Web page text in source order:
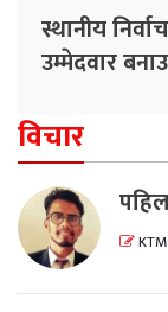
स्थानीय
उम्मेदवार
विचार